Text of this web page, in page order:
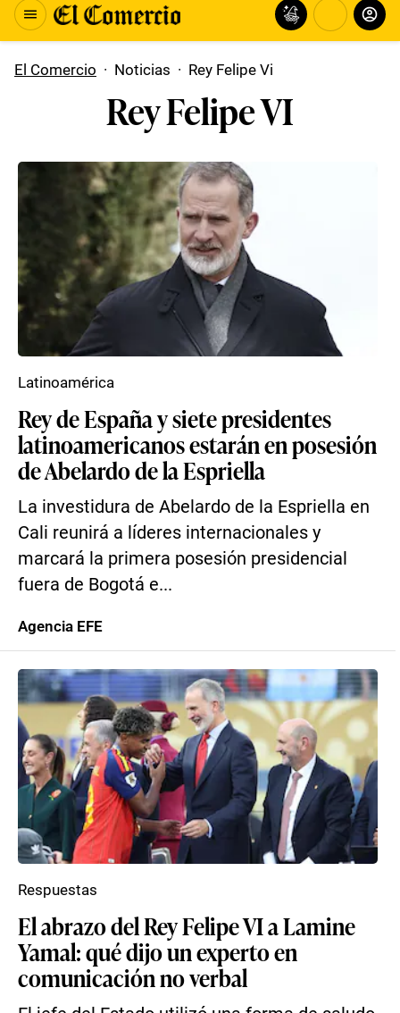
El Comercio · Noticias · Rey Felipe Vi
Rey Felipe VI
Rey de España y siete presidentes
latinoamericanos estarán en posesión
de Abelardo de la Espriella
La investidura de Abelardo de la Espriella en
Cali reunirá a líderes internacionales y
marcará la primera posesión presidencial
fuera de Bogotá e...
Latinoamérica
Agencia EFE
El abrazo del Rey Felipe VI a Lamine
Yamal: qué dijo un experto en
comunicación no verbal
Respuestas